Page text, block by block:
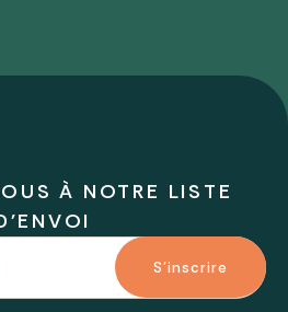
À NOTRE LISTE
S'inscrire